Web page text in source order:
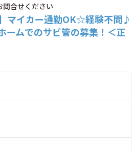
合せください
】マイカー通勤OK☆経験不問♪
ームでのサビ管の募集！＜正